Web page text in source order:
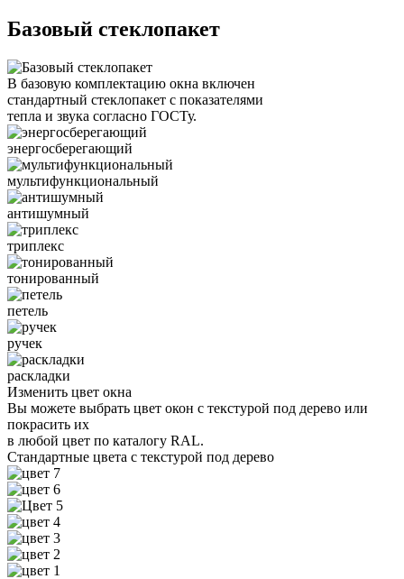
Базовый стеклопакет
В базовую комплектацию окна включен
стандартный стеклопакет с показателями
тепла и звука согласно ГОСТу.
энергосберегающий
мультифункциональный
антишумный
триплекс
тонированный
петель
ручек
раскладки
Изменить цвет окна
Вы можете выбрать цвет окон с текстурой под дерево или
покрасить их
в любой цвет по каталогу RAL.
Стандартные цвета с текстурой под дерево